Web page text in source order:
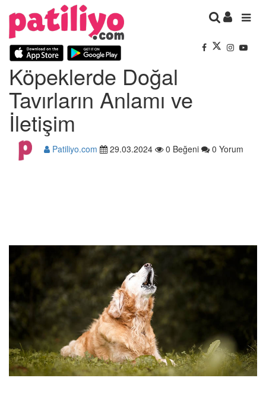
Köpeklerde Doğal
Tavırların Anlamı ve
İletişim
Patiliyo.com 29.03.2024 0 Beğeni 0 Yorum